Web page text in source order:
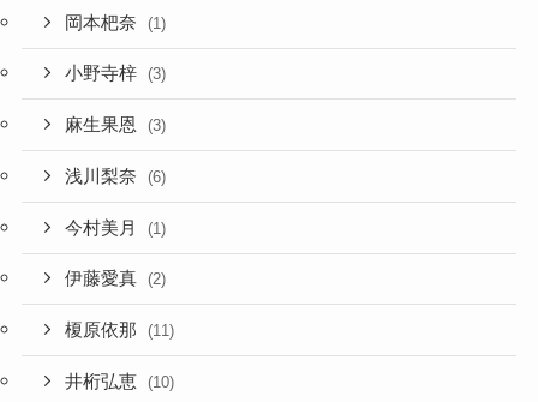
岡本杷奈 (1)
小野寺梓 (3)
麻生果恩 (3)
浅川梨奈 (6)
今村美月 (1)
伊藤愛真 (2)
榎原依那 (11)
井桁弘恵 (10)